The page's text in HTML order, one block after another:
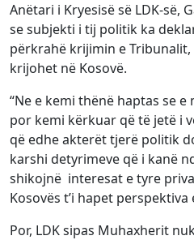
Anëtari i Kryesisë së LDK-së,
se subjekti i tij politik ka
përkrahë krijimin e
krijohet në Kosovë.
“Ne e kemi thënë haptas se
por kemi kërkuar që të jetë i
që edhe akterët tjerë politik
karshi detyrimeve që i kanë
shikojnë interesat e tyre
Kosovës t’i hapet perspektiva
Por, LDK sipas Muhaxherit